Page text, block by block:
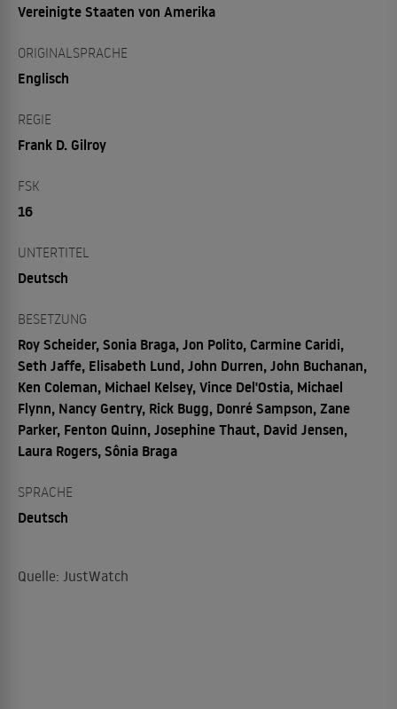
Vereinigte Staaten von Amerika
ORIGINALSPRACHE
Englisch
REGIE
Frank D. Gilroy
FSK
16
UNTERTITEL
Deutsch
BESETZUNG
Roy Scheider, Sonia Braga, Jon Polito, Carmine Caridi,
Seth Jaffe, Elisabeth Lund, John Durren, John Buchanan,
Ken Coleman, Michael Kelsey, Vince Del'Ostia, Michael
Flynn, Nancy Gentry, Rick Bugg, Donré Sampson, Zane
Parker, Fenton Quinn, Josephine Thaut, David Jensen,
Laura Rogers, Sônia Braga
SPRACHE
Deutsch
Quelle: JustWatch